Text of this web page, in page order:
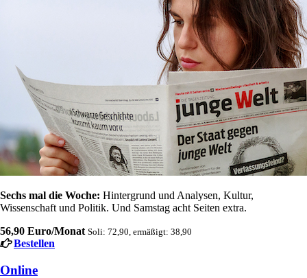
Sechs mal die Woche: Hintergrund und Analysen, Kultur,
Wissenschaft und Politik. Und Samstag acht Seiten extra.
56,90 Euro/Monat Soli: 72,90, ermäßigt: 38,90
Bestellen
Online